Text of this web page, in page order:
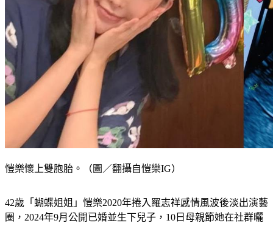
42歲「蝴蝶姐姐」愷樂2020年捲入羅志祥感情風波後淡出演藝